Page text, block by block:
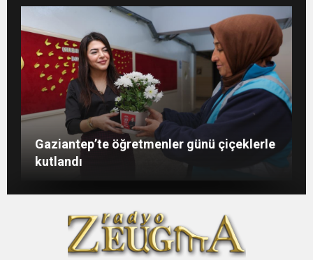
Konukoğlu: Türkiye ekonomisine 11 farklı
sektörde değer katıyoruz
Gaziantep’te öğretmenler günü çiçeklerle
kutlandı
GAÜN’de gri kod tatbikatı gerçeği
Şahin: “İstikbalimizi şekillendirecek olan
sizlersiniz”